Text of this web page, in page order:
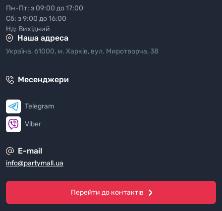
Пн-Пт: з 09:00 до 17:00
Сб: з 9:00 до 16:00
Нд: Вихідний
Наша адреса
Україна, 61000, м. Харків, вул. Миротворча, 38
Месенджери
Telegram
Viber
E-mail
info@partymall.ua
Перейти до контактів